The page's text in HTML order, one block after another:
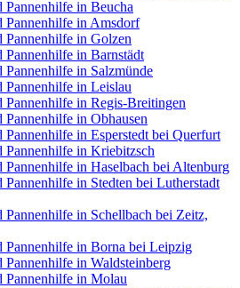
Pannenhilfe in Beucha
Pannenhilfe in Amsdorf
Pannenhilfe in Golzen
Pannenhilfe in Barnstädt
Pannenhilfe in Salzmünde
Pannenhilfe in Leislau
Pannenhilfe in Regis-Breitingen
Pannenhilfe in Obhausen
Pannenhilfe in Esperstedt bei Querfurt
Pannenhilfe in Kriebitzsch
Pannenhilfe in Haselbach bei Altenburg
Pannenhilfe in Stedten bei Lutherstadt
Pannenhilfe in Schellbach bei Zeitz,
Pannenhilfe in Borna bei Leipzig
Pannenhilfe in Waldsteinberg
Pannenhilfe in Molau